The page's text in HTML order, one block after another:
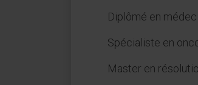
Diplômé en
Spécialiste en
Master en